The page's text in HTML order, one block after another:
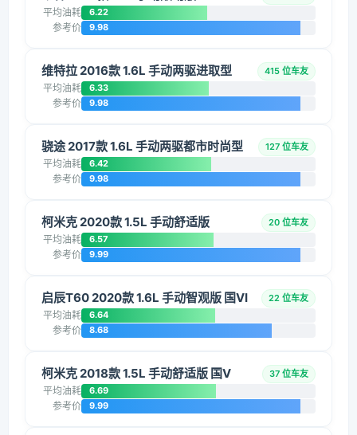
平均油耗 6.22
参考价 9.98
维特拉 2016款 1.6L 手动两驱进取型 415 位车友
平均油耗 6.33
参考价 9.98
骁途 2017款 1.6L 手动两驱都市时尚型 127 位车友
平均油耗 6.42
参考价 9.98
柯米克 2020款 1.5L 手动舒适版 20 位车友
平均油耗 6.57
参考价 9.99
启辰T60 2020款 1.6L 手动智观版 国VI 22 位车友
平均油耗 6.64
参考价 8.68
柯米克 2018款 1.5L 手动舒适版 国V 37 位车友
平均油耗 6.69
参考价 9.99